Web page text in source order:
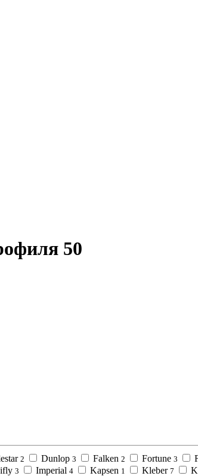
50
2 Dunlop 3 Falken 2 Fortune 3
3 Imperial 4 Kapsen 1 Kleber 7